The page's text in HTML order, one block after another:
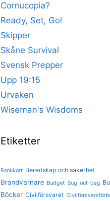
Cornucopia?
Ready, Set, Go!
Skipper
Skåne Survival
Svensk Prepper
Upp 19:15
Urvaken
Wiseman's Wisdoms
Etiketter
Bankkort Beredskap och säkerhet
Brandvarnare Budget Bug-out-bag
Böcker Civilförsvaret